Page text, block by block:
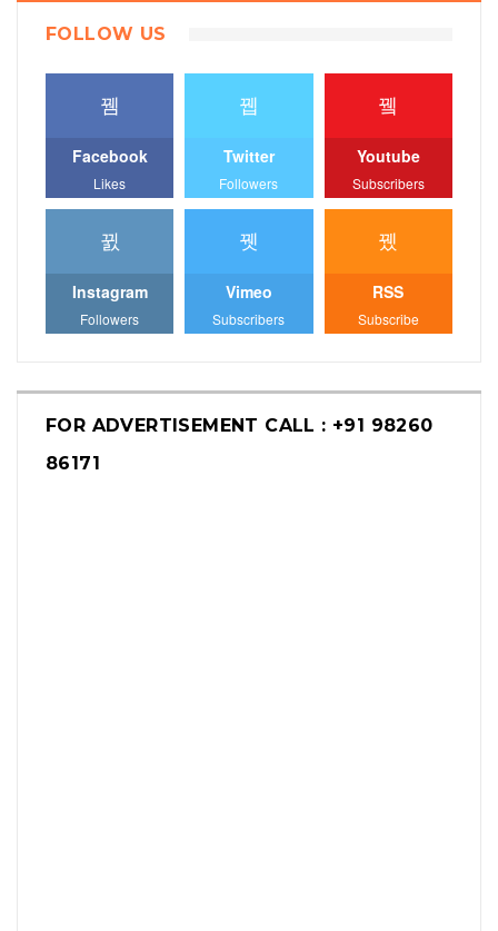
FOLLOW US
Facebook
Likes
Twitter
Followers
Youtube
Subscribers
Instagram
Followers
Vimeo
Subscribers
RSS
Subscribe
FOR ADVERTISEMENT CALL : +91 98260
86171